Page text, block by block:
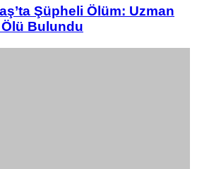
Şüpheli Ölüm: Uzman
Bulundu